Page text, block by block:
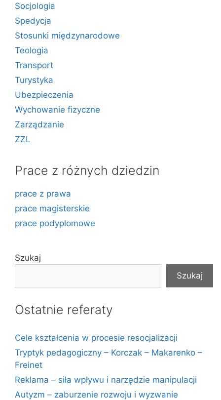
Socjologia
Spedycja
Stosunki międzynarodowe
Teologia
Transport
Turystyka
Ubezpieczenia
Wychowanie fizyczne
Zarządzanie
ZZL
Prace z różnych dziedzin
prace z prawa
prace magisterskie
prace podyplomowe
Szukaj
Szukaj
Ostatnie referaty
Cele kształcenia w procesie resocjalizacji
Tryptyk pedagogiczny – Korczak – Makarenko –
Freinet
Reklama – siła wpływu i narzędzie manipulacji
Autyzm – zaburzenie rozwoju i wyzwanie